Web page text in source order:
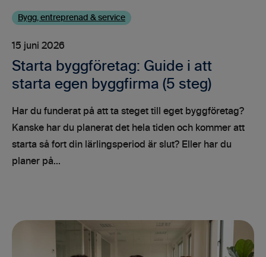
Bygg, entreprenad & service
15 juni 2026
Starta byggföretag: Guide i att
starta egen byggfirma (5 steg)
Har du funderat på att ta steget till eget byggföretag?
Kanske har du planerat det hela tiden och kommer att
starta så fort din lärlingsperiod är slut? Eller har du
planer på...